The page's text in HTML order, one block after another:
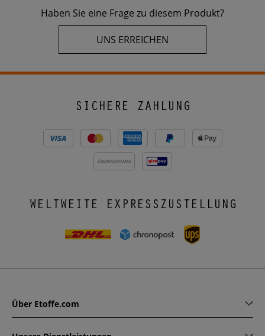
Haben Sie eine Frage zu diesem Produkt?
UNS ERREICHEN
SICHERE ZAHLUNG
ÜBERWEISUNG
WELTWEITE EXPRESSZUSTELLUNG
Über Etoffe.com